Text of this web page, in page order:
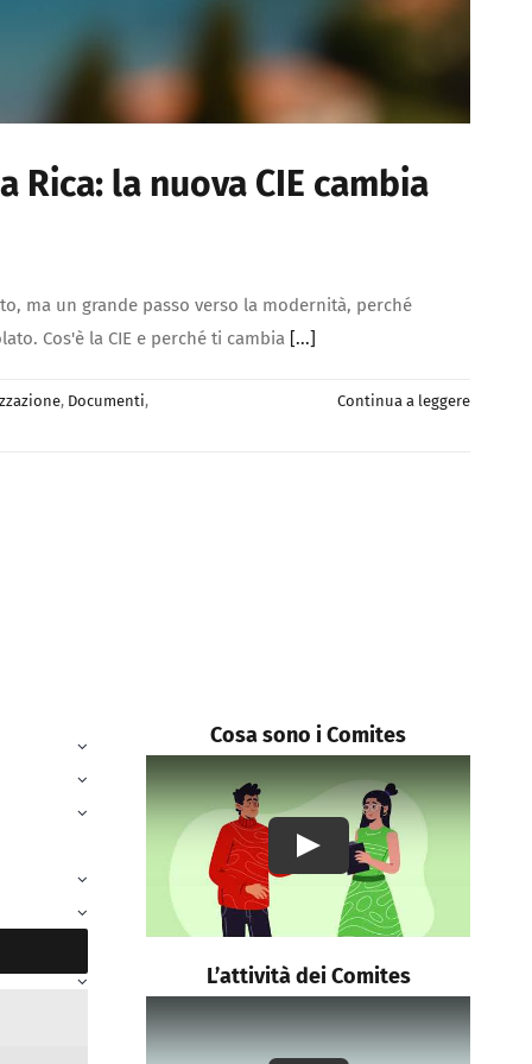
la nuova CIE cambia
ma un grande passo verso la modernità, perché
Cos'è la CIE e perché ti cambia [...]
, Documenti, Continua a leggere
Cosa sono i Comites
Play
L’attività dei Comites